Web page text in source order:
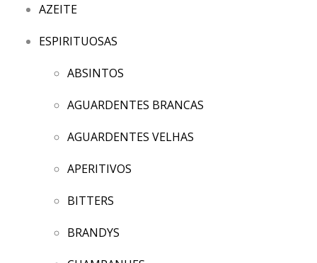
AZEITE
ESPIRITUOSAS
ABSINTOS
AGUARDENTES BRANCAS
AGUARDENTES VELHAS
APERITIVOS
BITTERS
BRANDYS